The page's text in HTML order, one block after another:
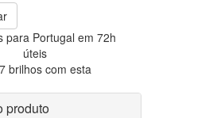
para Portugal em 72h
úteis
brilhos com esta
produto